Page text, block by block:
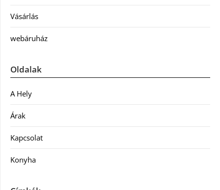
Vásárlás
webáruház
Oldalak
A Hely
Árak
Kapcsolat
Konyha